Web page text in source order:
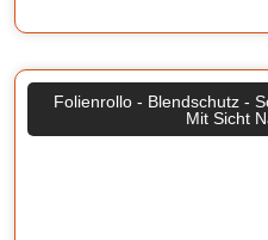
Folienrollo - Blendschutz -
Mit Sicht